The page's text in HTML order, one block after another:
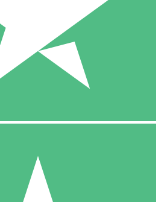
1 Nedladdningar
10 00
10 Nedladdningar
20 00